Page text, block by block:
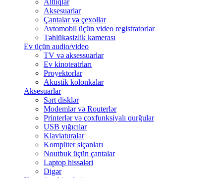
Altlıqlar
Aksesuarlar
Çantalar və çexollar
Avtomobil üçün video registratorlar
Təhlükəsizlik kamerası
Ev üçün audio/video
TV və aksessuarlar
Ev kinoteatrları
Proyektorlar
Akustik kolonkalar
Aksesuarlar
Sərt disklər
Modemlər və Routerlər
Printerlər və çoxfunksiyalı qurğular
USB yığıcılar
Klaviaturalar
Kompüter siçanları
Noutbuk üçün çantalar
Laptop hissələri
Digər